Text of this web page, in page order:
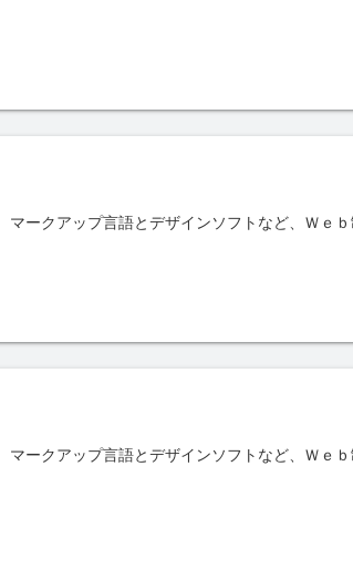
ークアップ言語とデザインソフトなど、Ｗｅ
ークアップ言語とデザインソフトなど、Ｗｅ